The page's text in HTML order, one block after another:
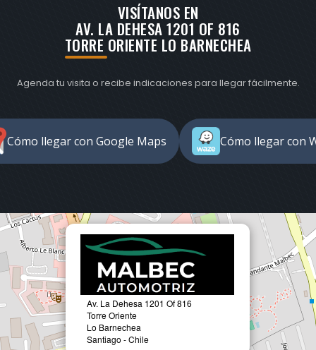
VISÍTANOS EN
AV. LA DEHESA 1201 OF 816
TORRE ORIENTE LO BARNECHEA
Agenda tu visita o recibe indicaciones para llegar fácilmente.
Cómo llegar con Google Maps Cómo llegar con
Av. La Dehesa 1201 Of 816
Torre Oriente
Lo Barnechea
Santiago - Chile